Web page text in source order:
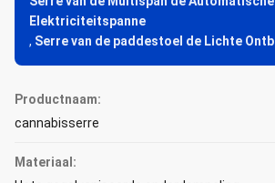
Elektriciteitspanne
, Serre van de paddestoel de Lichte
Productnaam:
cannabisserre
Materiaal: